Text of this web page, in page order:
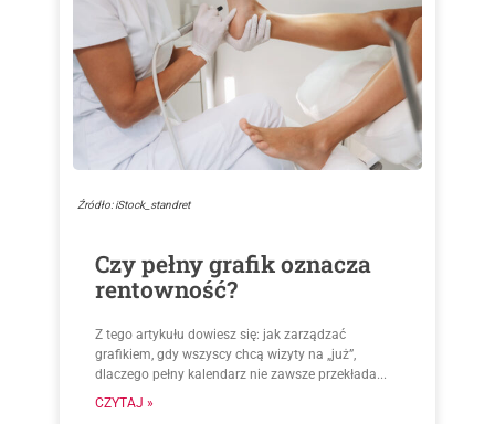
Źródło: iStock_standret
Czy pełny grafik oznacza
rentowność?
Z tego artykułu dowiesz się: jak zarządzać
grafikiem, gdy wszyscy chcą wizyty na „już”,
dlaczego pełny kalendarz nie zawsze przekłada...
CZYTAJ »